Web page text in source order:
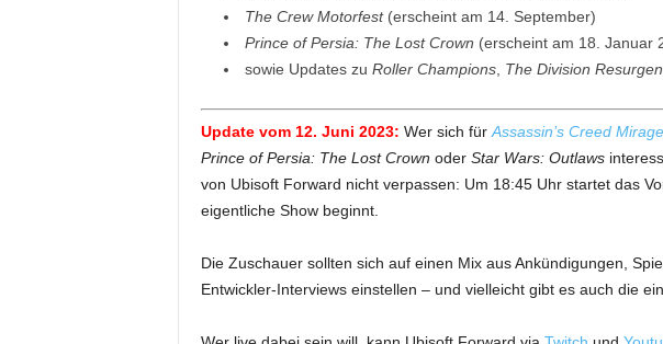
The Crew Motorfest(erscheint am 14. September)
Prince of Persia: The Lost Crown (erscheint am 18. Januar
sowie Updates zu Roller Champions, The Division
Update vom 12. Juni 2023: Wer sich für Assassin’s Creed Mirage
Prince of Persia: The Lost Crown oder Star Wars: Outlaws
von Ubisoft Forward nicht verpassen: Um 18:45 Uhr startet das
eigentliche Show beginnt.
Die Zuschauer sollten sich auf einen Mix aus Ankündigungen,
Entwickler-Interviews einstellen – und vielleicht gibt es auch die